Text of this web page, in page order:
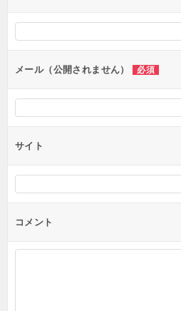
メール（公開されません） 必須
サイト
コメント